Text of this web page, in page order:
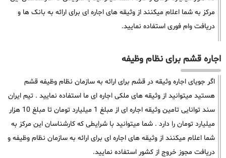
مرکز به شما اعلام میکنند از وثیقه های اجاره ای برای ارائه به بانک ها و
دریافت وام فوری استفاده نمایید.
اجاره قشم برای نظام وظیفه
اگر جویای اجاره وثیقه در قشم برای ارائه به سازمان نظام وظیفه قشم
هستید میتوانید از وثیقه های ملکی اجاره ای ما استفاده نمایید . تیم ایران
سند توانایی تامین وثیقه اجاره ای از مبلغ 1 میلیارد تومان تا مبلغ 10 هزار
میلیارد تومان را دارد . شما میتوانید با شرایطی که کارشناسان این مرکز به
شما اعلام میکنند از وثیقه های اجاره ای برای ارائه به سازمان نظام وظیفه و
دریافت مجوز خروج از کشور استفاده نمایید.